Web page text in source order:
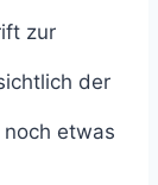
zur
der
etwas